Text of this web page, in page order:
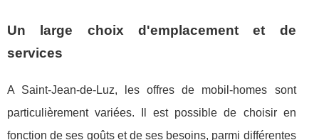
Un large choix d'emplacement et de
services
A Saint-Jean-de-Luz, les offres de mobil-homes sont
particulièrement variées. Il est possible de choisir en
fonction de ses goûts et de ses besoins, parmi différentes